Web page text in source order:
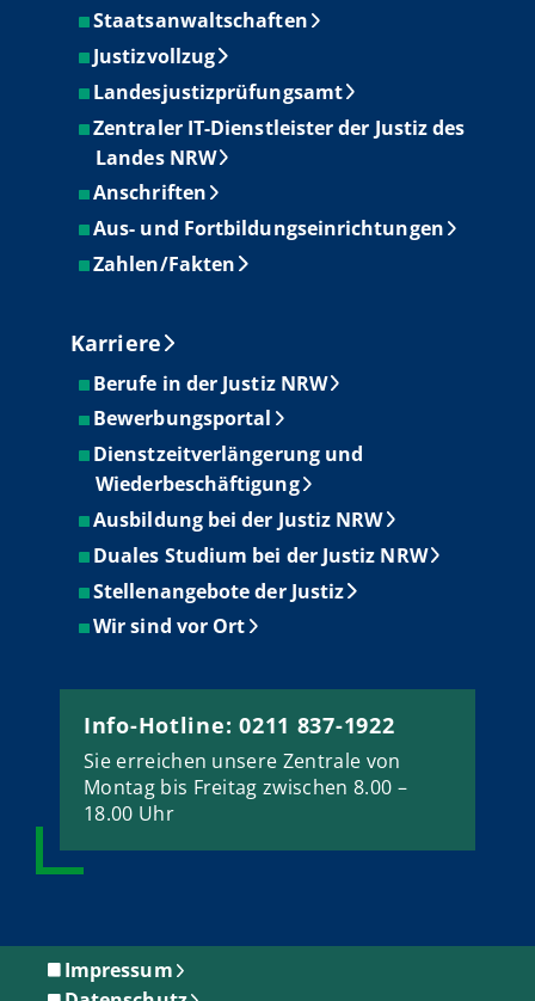
Staatsanwaltschaften
Justizvollzug
Landesjustizprüfungsamt
Zentraler IT-Dienstleister der Justiz des
Landes NRW
Anschriften
Aus- und Fortbildungseinrichtungen
Zahlen/Fakten
Karriere
Berufe in der Justiz NRW
Bewerbungsportal
Dienstzeitverlängerung und
Wiederbeschäftigung
Ausbildung bei der Justiz NRW
Duales Studium bei der Justiz NRW
Stellenangebote der Justiz
Wir sind vor Ort
Info-Hotline: 0211 837-1922
Sie erreichen unsere Zentrale von
Montag bis Freitag zwischen 8.00 –
18.00 Uhr
Impressum